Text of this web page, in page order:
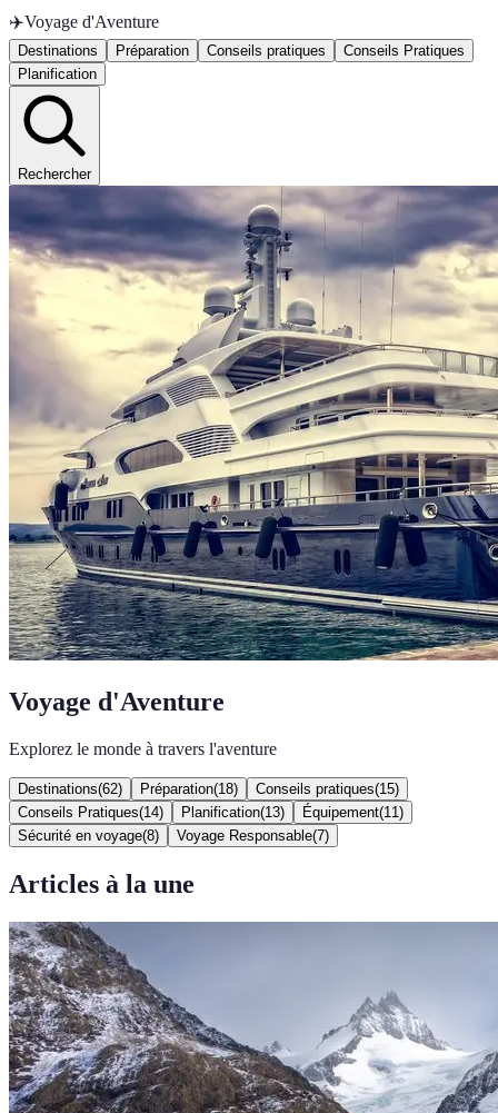
✈️Voyage d'Aventure
Destinations Préparation Conseils pratiques
Conseils Pratiques
Planification
Rechercher
Voyage d'Aventure
Explorez le monde à travers l'aventure
Destinations(62) Préparation(18) Conseils pratiques(15)
Conseils Pratiques(14) Planification(13) Équipement(11 )
Sécurité en voyage(8) Voyage Responsable(7)
Articles à la une